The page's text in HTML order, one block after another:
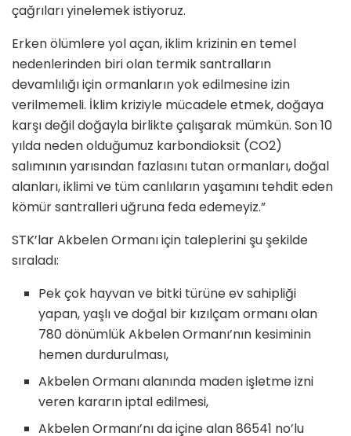
çağrıları yinelemek istiyoruz.
Erken ölümlere yol açan, iklim krizinin en temel
nedenlerinden biri olan termik santralların
devamlılığı için ormanların yok edilmesine izin
verilmemeli. İklim kriziyle mücadele etmek, doğaya
karşı değil doğayla birlikte çalışarak mümkün. Son 10
yılda neden olduğumuz karbondioksit (CO2)
salımının yarısından fazlasını tutan ormanları, doğal
alanları, iklimi ve tüm canlıların yaşamını tehdit eden
kömür santralleri uğruna feda edemeyiz.”
STK’lar Akbelen Ormanı için taleplerini şu şekilde
sıraladı:
Pek çok hayvan ve bitki türüne ev sahipliği
yapan, yaşlı ve doğal bir kızılçam ormanı olan
780 dönümlük Akbelen Ormanı’nın kesiminin
hemen durdurulması,
Akbelen Ormanı alanında maden işletme izni
veren kararın iptal edilmesi,
Akbelen Ormanı’nı da içine alan 86541 no’lu